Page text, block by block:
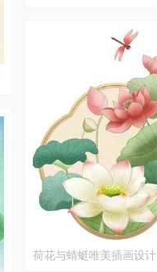
荷花与蜻蜓唯美插画设